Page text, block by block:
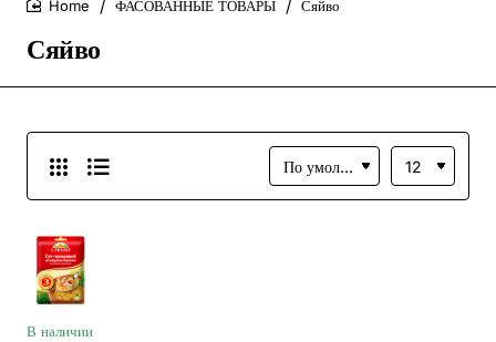
Сяйво
ФАСОВАННЫЕ ТОВАРЫ Сяйво
В наличии